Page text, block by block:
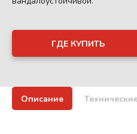
ГДЕ КУПИТЬ
Описание